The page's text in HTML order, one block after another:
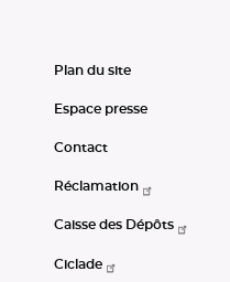
Plan du site
Espace presse
Contact
Réclamation
Caisse des Dépôts
Ciclade